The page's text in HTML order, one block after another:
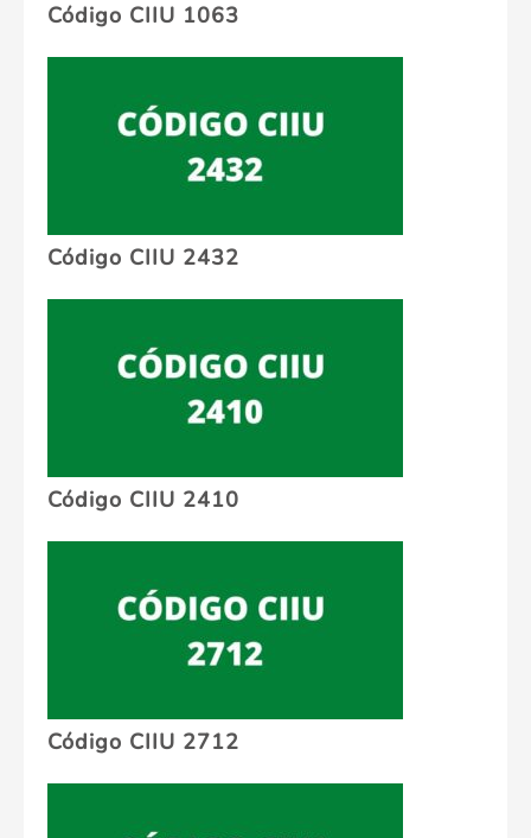
Código CIIU 1063
Código CIIU 2432
Código CIIU 2410
Código CIIU 2712